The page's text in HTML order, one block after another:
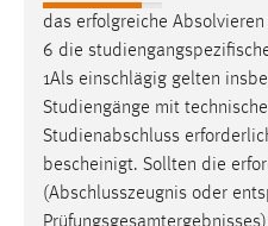
das erfolgreiche
6 die
1Als einschlägig gelten
Studiengänge mit
Studienabschluss
bescheinigt. Sollten die
(Abschlusszeugnis oder
Zweck:
Dieser Cookie ist
einloggen zu können.
Cookie Laufzeit:
24 Stunden